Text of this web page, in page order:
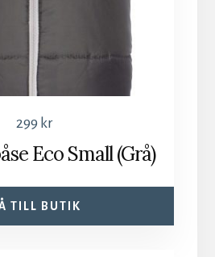
299 kr
Eco Small (Grå)
TILL BUTIK